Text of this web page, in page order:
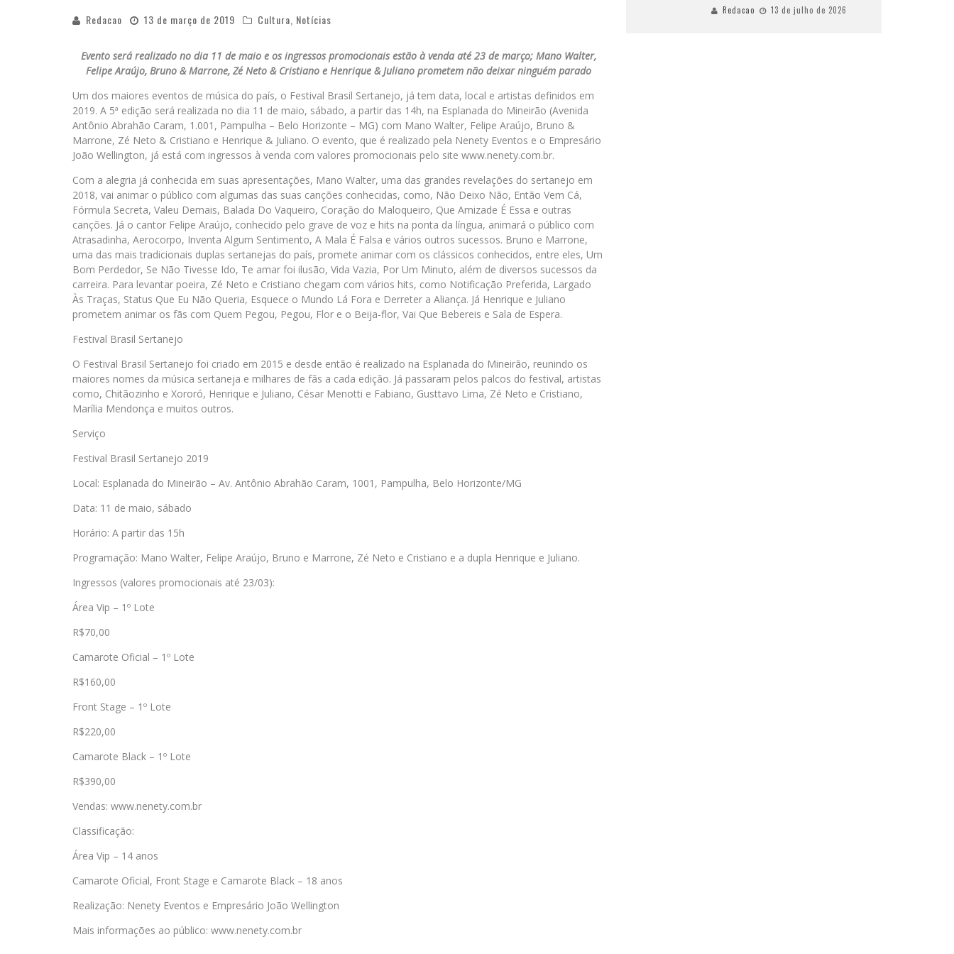
Redacao 13 de março de 2019 Cultura Notícias
Evento será realizado no dia 11 de maio e os ingressos promocionais estão à venda até 23 de março; Mano Walter,
Felipe Araújo, Bruno & Marrone, Zé Neto & Cristiano e Henrique & Juliano prometem não deixar ninguém parado
Um dos maiores eventos de música do país, o Festival Brasil Sertanejo, já tem data, local e artistas definidos em
2019. A 5ª edição será realizada no dia 11 de maio, sábado, a partir das 14h, na Esplanada do Mineirão (Avenida
Antônio Abrahão Caram, 1.001, Pampulha – Belo Horizonte – MG) com Mano Walter, Felipe Araújo, Bruno &
Marrone, Zé Neto & Cristiano e Henrique & Juliano. O evento, que é realizado pela Nenety Eventos e o Empresário
João Wellington, já está com ingressos à venda com valores promocionais pelo site www.nenety.com.br.
Com a alegria já conhecida em suas apresentações, Mano Walter, uma das grandes revelações do sertanejo em
2018, vai animar o público com algumas das suas canções conhecidas, como, Não Deixo Não, Então Vem Cá,
Fórmula Secreta, Valeu Demais, Balada Do Vaqueiro, Coração do Maloqueiro, Que Amizade É Essa e outras
canções. Já o cantor Felipe Araújo, conhecido pelo grave de voz e hits na ponta da língua, animará o público com
Atrasadinha, Aerocorpo, Inventa Algum Sentimento, A Mala É Falsa e vários outros sucessos. Bruno e Marrone,
uma das mais tradicionais duplas sertanejas do país, promete animar com os clássicos conhecidos, entre eles, Um
Bom Perdedor, Se Não Tivesse Ido, Te amar foi ilusão, Vida Vazia, Por Um Minuto, além de diversos sucessos da
carreira. Para levantar poeira, Zé Neto e Cristiano chegam com vários hits, como Notificação Preferida, Largado
Às Traças, Status Que Eu Não Queria, Esquece o Mundo Lá Fora e Derreter a Aliança. Já Henrique e Juliano
prometem animar os fãs com Quem Pegou, Pegou, Flor e o Beija-flor, Vai Que Bebereis e Sala de Espera.
Festival Brasil Sertanejo
O Festival Brasil Sertanejo foi criado em 2015 e desde então é realizado na Esplanada do Mineirão, reunindo os
maiores nomes da música sertaneja e milhares de fãs a cada edição. Já passaram pelos palcos do festival, artistas
como, Chitãozinho e Xororó, Henrique e Juliano, César Menotti e Fabiano, Gusttavo Lima, Zé Neto e Cristiano,
Marília Mendonça e muitos outros.
Serviço
Festival Brasil Sertanejo 2019
Local: Esplanada do Mineirão – Av. Antônio Abrahão Caram, 1001, Pampulha, Belo Horizonte/MG
Data: 11 de maio, sábado
Horário: A partir das 15h
Programação: Mano Walter, Felipe Araújo, Bruno e Marrone, Zé Neto e Cristiano e a dupla Henrique e Juliano.
Ingressos (valores promocionais até 23/03):
Área Vip – 1º Lote
R$70,00
Camarote Oficial – 1º Lote
R$160,00
Front Stage – 1º Lote
R$220,00
Camarote Black – 1º Lote
R$390,00
Vendas: www.nenety.com.br
Classificação:
Área Vip – 14 anos
Camarote Oficial, Front Stage e Camarote Black – 18 anos
Realização: Nenety Eventos e Empresário João Wellington
Mais informações ao público: www.nenety.com.br
Redacao 13 de julho de 2026